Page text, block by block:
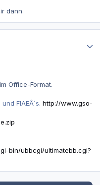
dann.
Office-Format.
FIAEÂ´s. http://www.gso-
bin/ubbcgi/ultimatebb.cgi?